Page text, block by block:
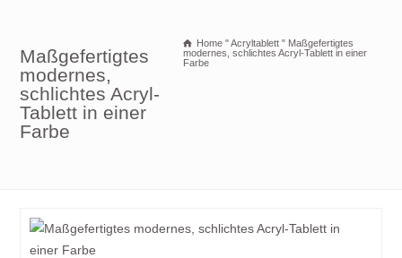
Maßgefertigtes
modernes,
schlichtes Acryl-
Tablett in einer
Farbe
Home "Acryltablett " Maßgefertigtes
modernes, schlichtes Acryl-Tablett in einer
Farbe